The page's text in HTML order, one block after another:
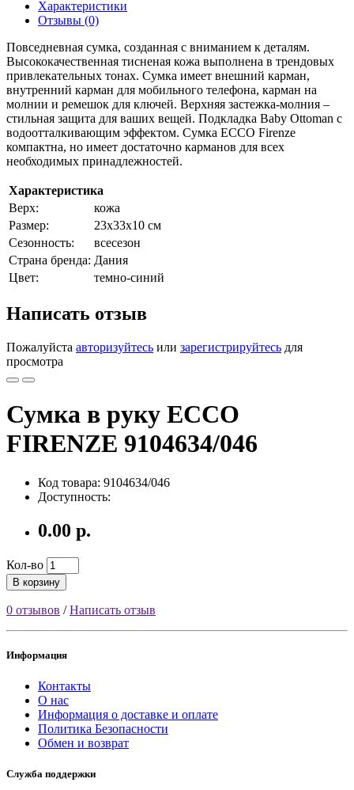
Характеристики
Отзывы (0)
Повседневная сумка, созданная с вниманием к деталям.
Высококачественная тисненая кожа выполнена в трендовых
привлекательных тонах. Сумка имеет внешний карман,
внутренний карман для мобильного телефона, карман на
молнии и ремешок для ключей. Верхняя застежка-молния –
стильная защита для ваших вещей. Подкладка Baby Ottoman с
водоотталкивающим эффектом. Сумка ECCO Firenze
компактна, но имеет достаточно карманов для всех
необходимых принадлежностей.
Характеристика
Верх:
кожа
Размер:
23x33x10 см
Сезонность:
всесезон
Страна бренда: Дания
Цвет:
темно-синий
Написать отзыв
Пожалуйста авторизуйтесь или зарегистрируйтесь для
просмотра
Сумка в руку ECCO
FIRENZE 9104634/046
Код товара: 9104634/046
Доступность:
0.00 р.
Кол-во
В корзину
0 отзывов /Написать отзыв
Информация
Контакты
О нас
Информация о доставке и оплате
Политика Безопасности
Обмен и возврат
Служба поддержки